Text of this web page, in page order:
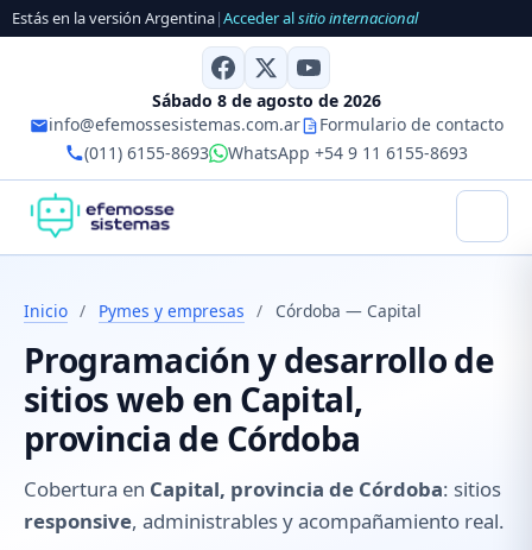
Estás en la versión Argentina|Acceder alsitio internacional
Sábado 8 de agosto de 2026
info@efemossesistemas.com.ar
Formulario de contacto
(011) 6155-8693
WhatsApp +54 9 11 6155-8693
Inicio / Pymes y empresas / Córdoba — Capital
Programación y desarrollo de
sitios web en Capital,
provincia de Córdoba
Cobertura en Capital, provincia de Córdoba: sitios
responsive, administrables y acompañamiento real.